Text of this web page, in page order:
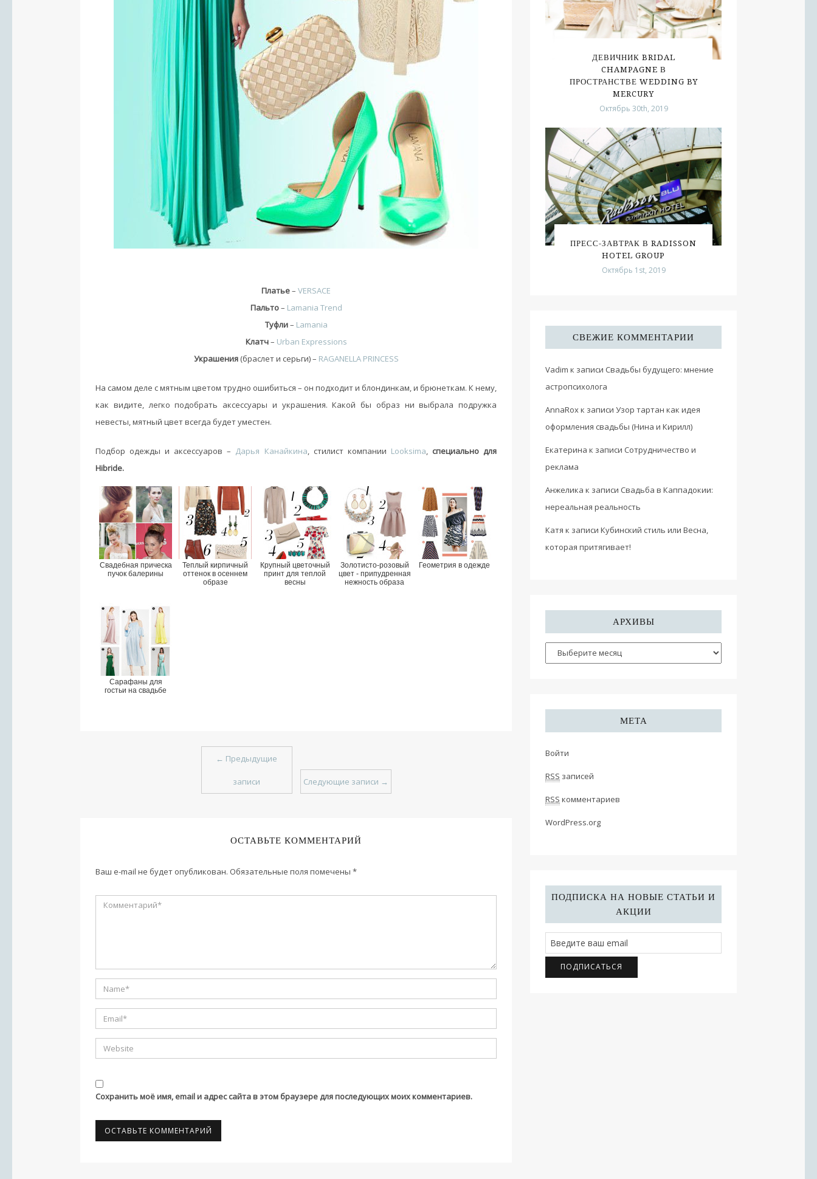
Платье– VERSACE
Пальто– Lamania Trend
Туфли– Lamania
Клатч– Urban Expressions
Украшения(браслет и серьги) – RAGANELLA PRINCESS
На самом деле с мятным цветом трудно ошибиться – он подходит и блондинкам, и брюнеткам. К нему,
как видите, легко подобрать аксессуары и украшения. Какой бы образ ни выбрала подружка
невесты, мятный цвет всегда будет уместен.
Подбор одежды и аксессуаров – Дарья Канайкина, стилист компании Looksima,специально для
Hibride.
Свадебная прическа
пучок балерины
Теплый кирпичный
оттенок в осеннем
образе
Крупный цветочный
принт для теплой
весны
Золотисто-розовый
цвет - припудренная
нежность образа
Геометрия в одежде
Сарафаны для
гостьи на свадьбе
← Предыдущие
записи Следующие записи →
ОСТАВЬТЕ КОММЕНТАРИЙ
Ваш e-mail не будет опубликован. Обязательные поля помечены *
Сохранить моё имя, email и адрес сайта в этом браузере для последующих моих комментариев.
ДЕВИЧНИК BRIDAL
CHAMPAGNE В
ПРОСТРАНСТВЕ WEDDING BY
MERCURY
Октябрь 30th, 2019
ПРЕСС-ЗАВТРАК В RADISSON
HOTEL GROUP
Октябрь 1st, 2019
СВЕЖИЕ КОММЕНТАРИИ
Vadim к записи Свадьбы будущего: мнение
астропсихолога
AnnaRoxк записи Узор тартан как идея
оформления свадьбы (Нина и Кирилл)
Екатерина к записи Сотрудничество и
реклама
Анжелика к записи Свадьба в Каппадокии:
нереальная реальность
Катя к записи Кубинский стиль или Весна,
которая притягивает!
АРХИВЫ
МЕТА
Войти
RSS записей
RSS комментариев
WordPress.org
ПОДПИСКА НА НОВЫЕ СТАТЬИ И
АКЦИИ